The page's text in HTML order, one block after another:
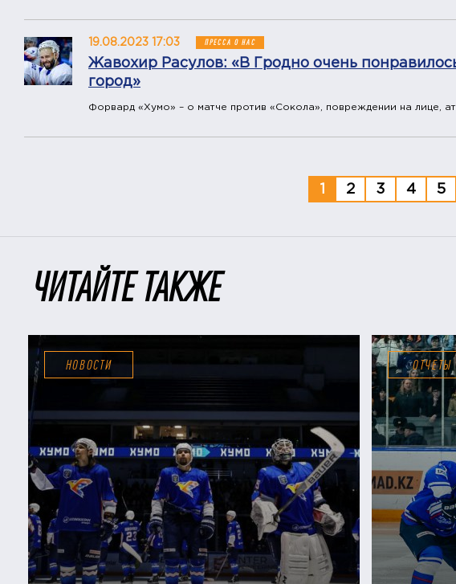
19.08.2023 17:03 ПРЕССА О НАС
Жавохир Расулов: «В Гродно очень
город»
Форвард «Хумо» – о матче против «Сокола», повреждении на лице,
1 2 3 4 5
ЧИТАЙТЕ ТАКЖЕ
НОВОСТИ ОТЧЕТЫ